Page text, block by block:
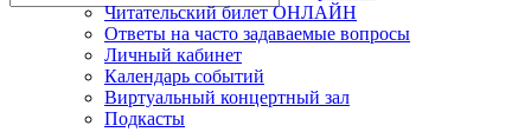
Читательский билет ОНЛАЙН
Ответы на часто задаваемые вопросы
Личный кабинет
Календарь событий
Виртуальный концертный зал
Подкасты